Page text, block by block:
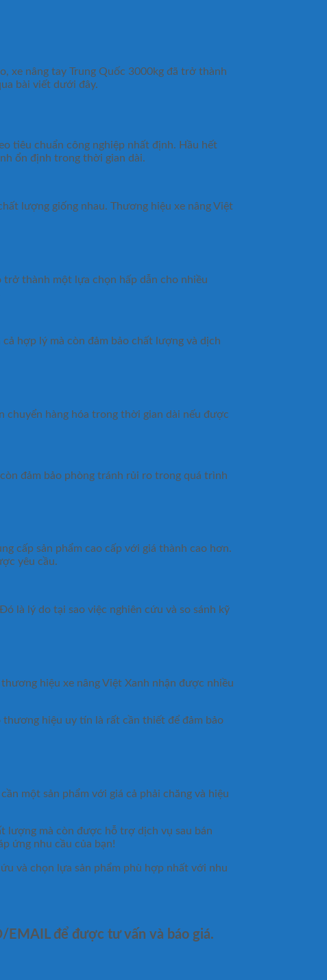
xe nâng tay Trung Quốc 3000kg đã trở thành
bài viết dưới đây.
tiêu chuẩn công nghiệp nhất định. Hầu hết
ổn định trong thời gian dài.
lượng giống nhau. Thương hiệu xe nâng Việt
trở thành một lựa chọn hấp dẫn cho nhiều
hợp lý mà còn đảm bảo chất lượng và dịch
chuyển hàng hóa trong thời gian dài nếu được
đảm bảo phòng tránh rủi ro trong quá trình
cấp sản phẩm cao cấp với giá thành cao hơn.
yêu cầu.
là lý do tại sao việc nghiên cứu và so sánh kỹ
hiệu xe nâng Việt Xanh nhận được nhiều
thương hiệu uy tín là rất cần thiết để đảm bảo
một sản phẩm với giá cả phải chăng và hiệu
lượng mà còn được hỗ trợ dịch vụ sau bán
ứng nhu cầu của bạn!
và chọn lựa sản phẩm phù hợp nhất với nhu
EMAIL để được tư vấn và báo giá.